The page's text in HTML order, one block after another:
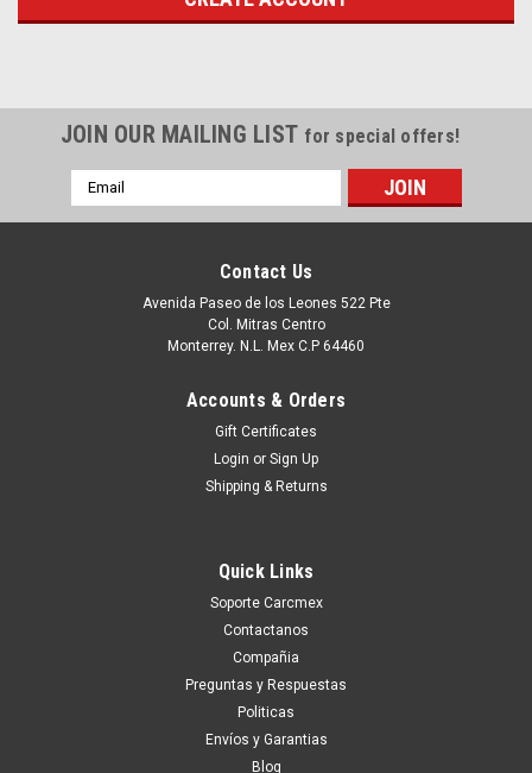
JOIN OUR MAILING LIST for special offers!
Email
Address
Contact Us
Avenida Paseo de los Leones 522 Pte
Col. Mitras Centro
Monterrey. N.L. Mex C.P 64460
Accounts & Orders
Gift Certificates
Login or Sign Up
Shipping & Returns
Quick Links
Soporte Carcmex
Contactanos
Compañia
Preguntas y Respuestas
Politicas
Envíos y Garantias
Blog